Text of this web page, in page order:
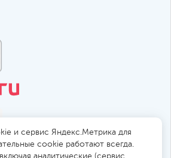
и сервис Яндекс.Метрика для
cookie работают всегда.
аналитические (сервис